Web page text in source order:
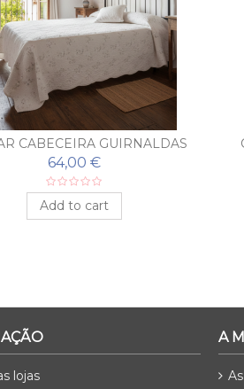
CABECEIRA GUIRNALDAS
64,00 €
Add to cart
lojas
A